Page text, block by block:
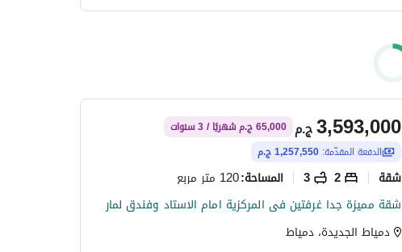
ج.م3,593,000
65,000 ج.م شهريًا / 3 سنوات
الدفعة المقدّمة: 1,257,550 ج.م
شقة 2
3 المساحة:120 متر مربع
شقة مميزة جدا غرفتين فى المركزية امام الاستاد وفندق لمار
دمياط الجديدة، دمياط